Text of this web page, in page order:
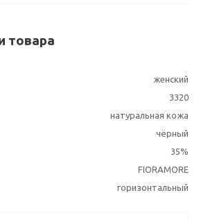
товара
женский
3320
натуральная кожа
чёрный
35%
FIORAMORE
горизонтальный